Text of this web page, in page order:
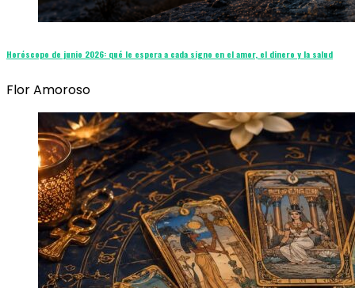
Horóscopo de junio 2026: qué le espera a cada signo en el amor, el dinero y la salud
Flor Amoroso